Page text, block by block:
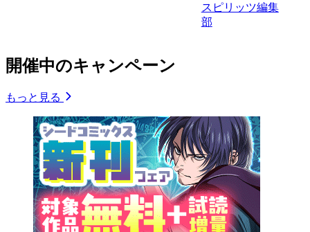
スピリッツ編集
部
開催中のキャンペーン
もっと見る